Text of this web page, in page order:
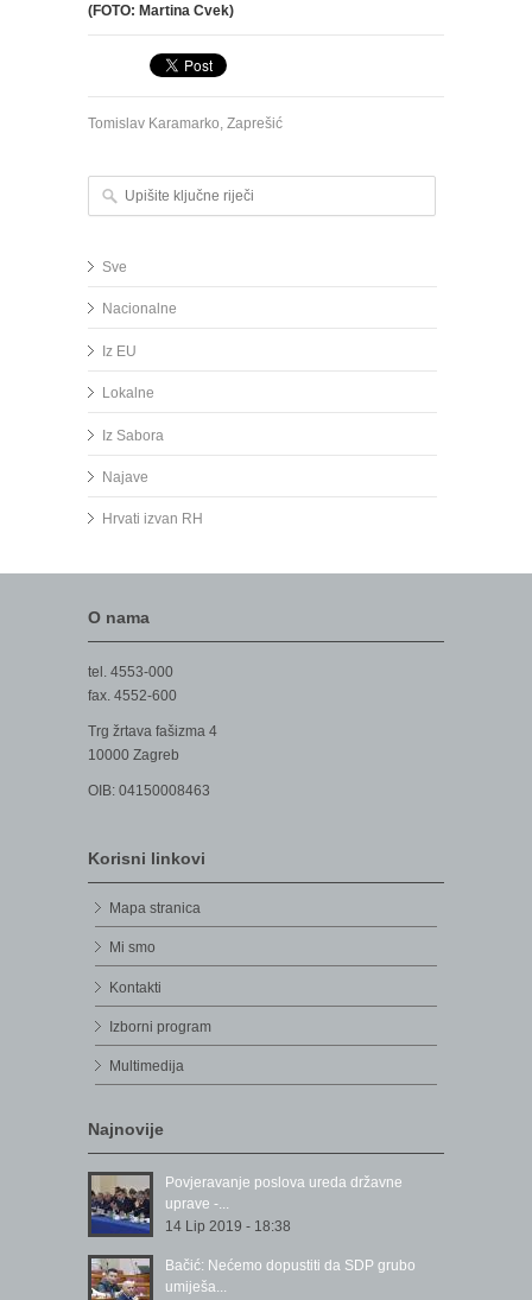
(FOTO: Martina Cvek)
Tomislav Karamarko Zaprešić
Upišite ključne riječi
Sve
Nacionalne
Iz EU
Lokalne
Iz Sabora
Najave
Hrvati izvan RH
O nama
tel. 4553-000
fax. 4552-600
Trg žrtava fašizma 4
10000 Zagreb
OIB: 04150008463
Korisni linkovi
Mapa stranica
Mi smo
Kontakti
Izborni program
Multimedija
Najnovije
Povjeravanje poslova ureda državne
uprave -...
14 Lip 2019 - 18:38
Bačić: Nećemo dopustiti da SDP grubo
umiješa...